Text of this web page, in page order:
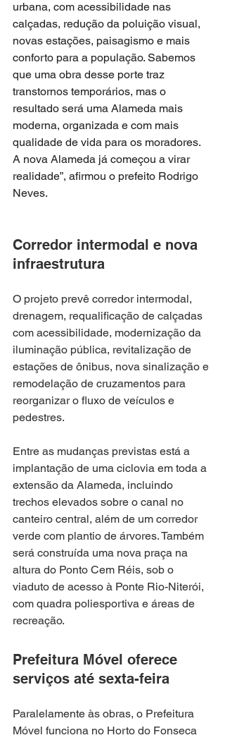
urbana, com acessibilidade nas
calçadas, redução da poluição visual,
novas estações, paisagismo e mais
conforto para a população. Sabemos
que uma obra desse porte traz
transtornos temporários, mas o
resultado será uma Alameda mais
moderna, organizada e com mais
qualidade de vida para os moradores.
A nova Alameda já começou a virar
realidade”, afirmou o prefeito Rodrigo
Neves.
Corredor intermodal e nova
infraestrutura
O projeto prevê corredor intermodal,
drenagem, requalificação de calçadas
com acessibilidade, modernização da
iluminação pública, revitalização de
estações de ônibus, nova sinalização e
remodelação de cruzamentos para
reorganizar o fluxo de veículos e
pedestres.
Entre as mudanças previstas está a
implantação de uma ciclovia em toda a
extensão da Alameda, incluindo
trechos elevados sobre o canal no
canteiro central, além de um corredor
verde com plantio de árvores. Também
será construída uma nova praça na
altura do Ponto Cem Réis, sob o
viaduto de acesso à Ponte Rio-Niterói,
com quadra poliesportiva e áreas de
recreação.
Prefeitura Móvel oferece
serviços até sexta-feira
Paralelamente às obras, o Prefeitura
Móvel funciona no Horto do Fonseca